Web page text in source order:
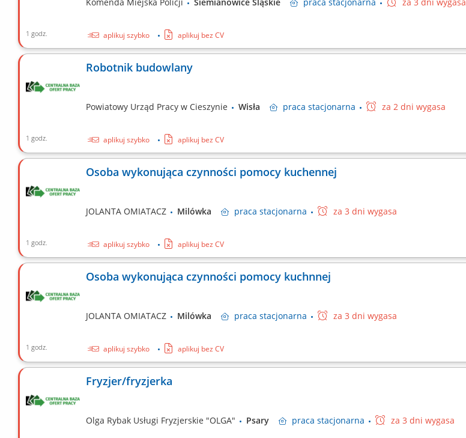
aplikuj szybko aplikuj bez CV
1 godz.
Robotnik budowlany
Powiatowy Urząd Pracy w Cieszynie Wisła praca stacjonarna za 2 dni wygasa
aplikuj szybko aplikuj bez CV
1 godz.
Osoba wykonująca czynności pomocy kuchennej
JOLANTA OMIATACZ Milówka praca stacjonarna za 3 dni wygasa
aplikuj szybko aplikuj bez CV
1 godz.
Osoba wykonująca czynności pomocy kuchnnej
JOLANTA OMIATACZ Milówka praca stacjonarna za 3 dni wygasa
aplikuj szybko aplikuj bez CV
1 godz.
Fryzjer/fryzjerka
Olga Rybak Usługi Fryzjerskie "OLGA" Psary praca stacjonarna za 3 dni wygasa